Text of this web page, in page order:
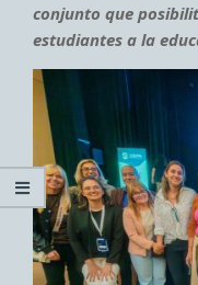
conjunto que
estudiantes a la